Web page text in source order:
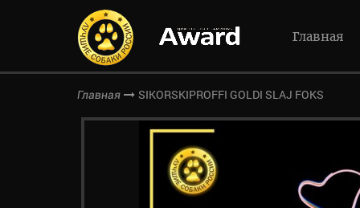
Главная
Главная SIKORSKIPROFFI GOLDI SLAJ FOKS